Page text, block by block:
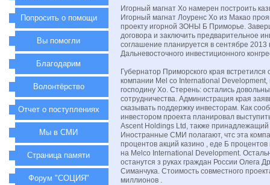
Игорный магнат Хо намерен построить
Игорный магнат Лоуренс Хо из Макао
проекту игорной ЗОНЫ Б Приморье.
договора и заключить предварительное
соглашение планируется в сентябре 2013
Дальневосточного инвестиционного
Губернатор Приморского края встретился
компании Mel со International
господину Хо. Стерень: остались
сотрудничества. Администрация края
сказывать поддержку инвесторам. Как
инвестором проекта планировал
Ascent Holdings Ltd, также
Иностранные СМИ полагают, чтс эта
процентов акций казино , еде Б
на Melco International Development.
останутся з руках граждан России Олега
Симанчука. Стоимость совместного
миллионов .
Попросить о помощи
Вы помогли
Благодарим
Волонтёрство
Отчет о поступлениях
Мы в СМИ
Страница памяти
Форум "СОЦИЯ"